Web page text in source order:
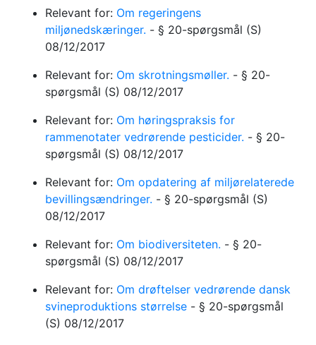
Relevant for: Om regeringens
miljønedskæringer. - § 20-spørgsmål (S)
08/12/2017
Relevant for: Om skrotningsmøller. - § 20-
spørgsmål (S) 08/12/2017
Relevant for: Om høringspraksis for
rammenotater vedrørende pesticider. - § 20-
spørgsmål (S) 08/12/2017
Relevant for: Om opdatering af miljørelaterede
bevillingsændringer. - § 20-spørgsmål (S)
08/12/2017
Relevant for: Om biodiversiteten. - § 20-
spørgsmål (S) 08/12/2017
Relevant for: Om drøftelser vedrørende dansk
svineproduktions størrelse - § 20-spørgsmål
(S) 08/12/2017